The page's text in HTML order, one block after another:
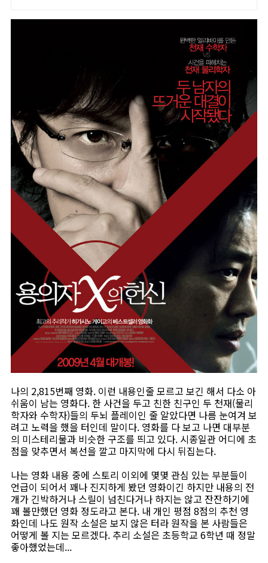
나의 2,815번째 영화. 이런 내용인줄 모르고 보긴 해서 다소 아
쉬움이 남는 영화다. 한 사건을 두고 친한 친구인 두 천재(물리
학자와 수학자)들의 두뇌 플레이인 줄 알았다면 나름 눈여겨 보
려고 노력을 했을 터인데 말이다. 영화를 다 보고 나면 대부분
의 미스테리물과 비슷한 구조를 띄고 있다. 시종일관 어디에 초
점을 맞추면서 복선을 깔고 마지막에 다시 뒤집는다.
나는 영화 내용 중에 스토리 이외에 몇몇 관심 있는 부분들이
언급이 되어서 꽤나 진지하게 봤던 영화이긴 하지만 내용의 전
개가 긴박하거나 스릴이 넘친다거나 하지는 않고 잔잔하기에
꽤 볼만했던 영화 정도라고 본다. 내 개인 평점 8점의 추천 영
화인데 나도 원작 소설은 보지 않은 터라 원작을 본 사람들은
어떻게 볼 지는 모르겠다. 추리 소설은 초등학교 6학년 때 정말
좋아했었는데...